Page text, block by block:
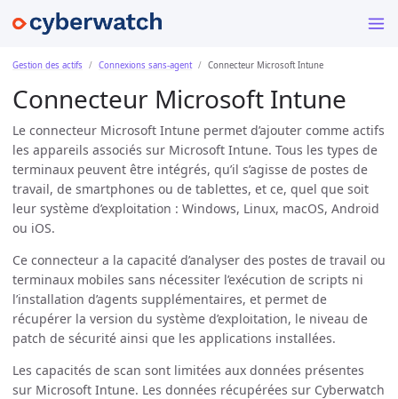
Gestion des actifs Connexions sans-agent Connecteur Microsoft Intune
Connecteur Microsoft Intune
Le connecteur Microsoft Intune permet d’ajouter comme actifs
les appareils associés sur Microsoft Intune. Tous les types de
terminaux peuvent être intégrés, qu’il s’agisse de postes de
travail, de smartphones ou de tablettes, et ce, quel que soit
leur système d’exploitation : Windows, Linux, macOS, Android
ou iOS.
Ce connecteur a la capacité d’analyser des postes de travail ou
terminaux mobiles sans nécessiter l’exécution de scripts ni
l’installation d’agents supplémentaires, et permet de
récupérer la version du système d’exploitation, le niveau de
patch de sécurité ainsi que les applications installées.
Les capacités de scan sont limitées aux données présentes
sur Microsoft Intune. Les données récupérées sur Cyberwatch